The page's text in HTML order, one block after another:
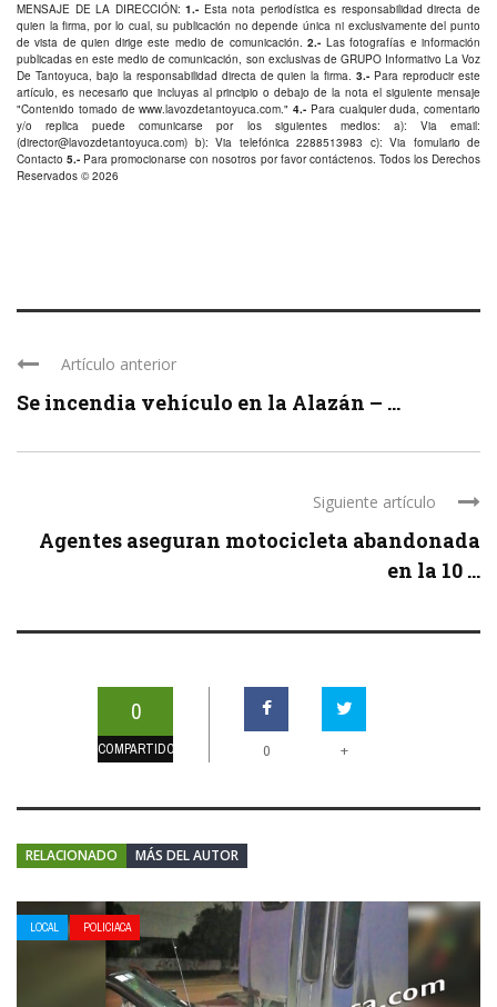
MENSAJE DE LA DIRECCIÓN:1.- Esta nota periodística es responsabilidad directa de
quien la firma, por lo cual, su publicación no depende única ni exclusivamente del punto
de vista de quien dirige este medio de comunicación.2.- Las fotografías e información
publicadas en este medio de comunicación, son exclusivas de GRUPO Informativo La Voz
De Tantoyuca, bajo la responsabilidad directa de quien la firma.3.- Para reproducir este
artículo, es necesario que incluyas al principio o debajo de la nota el siguiente mensaje
"Contenido tomado dewww.lavozdetantoyuca.com." 4.- Para cualquier duda, comentario
y/o replica puede comunicarse por los siguientes medios: a): Via email:
(director@lavozdetantoyuca.com) b): Via telefónica 2288513983 c): Via fomulario de
Contacto 5.- Para promocionarse con nosotros por favorcontáctenos. Todos los Derechos
Reservados © 2026
Artículo anterior
Se incendia vehículo en la Alazán – ...
Siguiente artículo
Agentes aseguran motocicleta abandonada
en la 10 ...
0
COMPARTIDOS 0 +
RELACIONADO MÁS DEL AUTOR
LOCAL POLICIACA